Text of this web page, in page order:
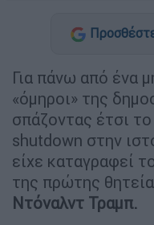
Για πάνω από ένα
«όμηροι» της
σπάζοντας έτσι
shutdown στην
είχε καταγραφεί
της πρώτης
Ντόναλντ Τραμπ.